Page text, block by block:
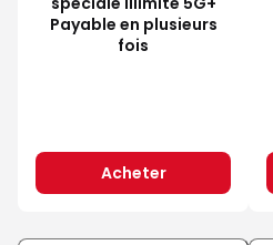
Payable en plusieurs
fois
Acheter